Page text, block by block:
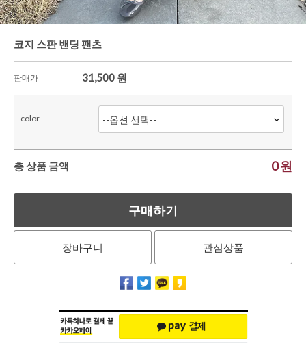
코지 스판 밴딩 팬츠
판매가 31,500 원
color
총 상품 금액 0원
구매하기
장바구니 관심상품